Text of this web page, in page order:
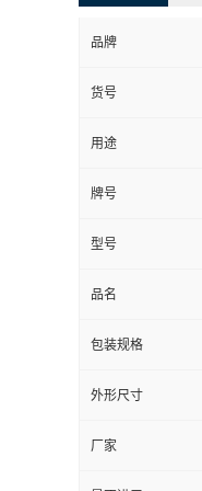
品牌
货号
用途
牌号
型号
品名
包装规格
外形尺寸
厂家